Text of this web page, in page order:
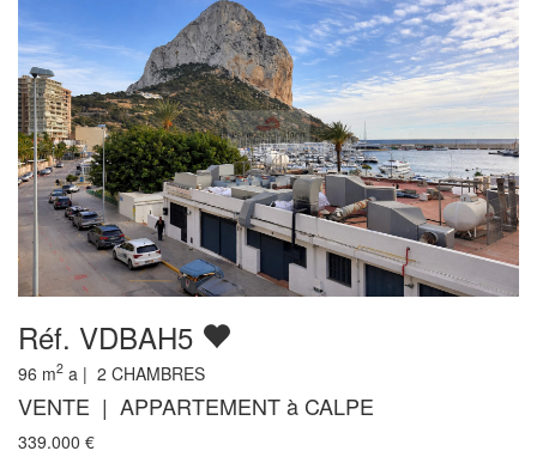
Réf. VDBAH5
96 m2 a | 2 CHAMBRES
VENTE | APPARTEMENT à CALPE
339.000 €